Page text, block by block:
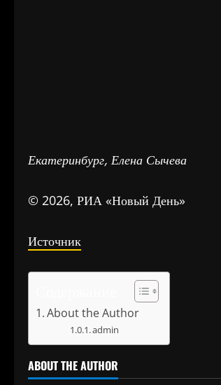
Екатеринбург, Елена Сычева
© 2026, РИА «Новый День»
Источник
About the Author
admin
ABOUT THE AUTHOR